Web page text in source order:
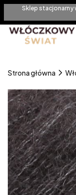
Sklep stacjonarny
Strona główna